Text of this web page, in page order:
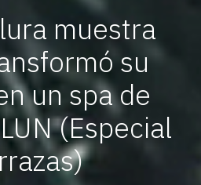
muestra
su
un spa de
(Especial